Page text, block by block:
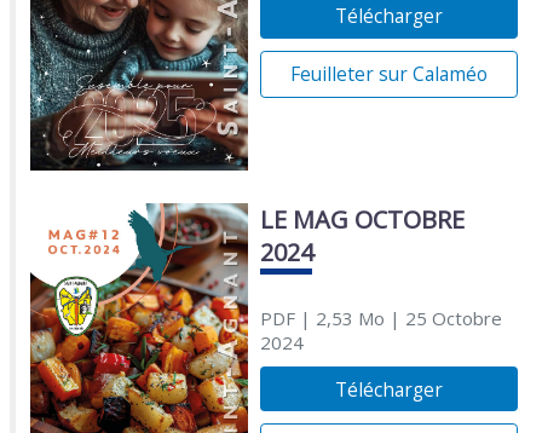
Télécharger
Feuilleter sur Calaméo
LE MAG OCTOBRE
2024
PDF| 2,53 Mo | 25 Octobre
2024
Télécharger